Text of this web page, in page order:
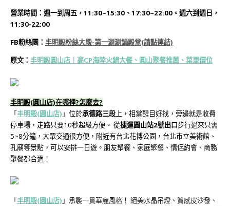
營業時間：週一到周五，11:30~15:30、17:30~22:00。週六到週日，
11:30-22:00
FB粉絲團： 丰明殿粉絲大殿-第一涮涮鍋殿堂(請點連結)
原文： 丰明殿圓山店｜高CP海陸火鍋大餐、圓山聚餐推薦、菜單價位
丰明殿(圓山店)在哪裡?怎麼去?
「丰明殿(圓山店) 」位於承德路三段 上，相當醒目好找，旁邊就是收費
停車場，走路只要10秒超級方便。 從捷運圓山站2號出口步行過來只需
5~8分鐘，大眾交通很方便，附近有台北花博公園，台北市立美術館、
孔廟等景點，可以安排一日遊。朋友聚餐、家庭聚餐、情侶約會、商務
聚餐都合適！
「丰明殿(圓山店) 」承襲一貫華麗風格！ 絕美水晶吊燈、質感皮沙發、